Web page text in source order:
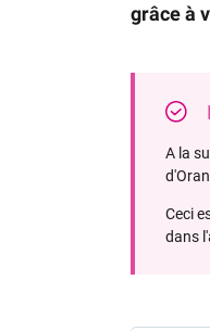
grâce à
A la
Ceci
dans